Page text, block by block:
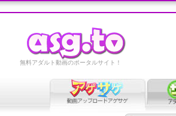
無料アダルト動画のポータルサイト！